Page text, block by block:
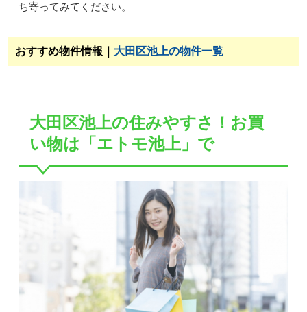
ち寄ってみてください。
おすすめ物件情報｜ 大田区池上の物件一覧
大田区池上の住みやすさ！お買
い物は「エトモ池上」で